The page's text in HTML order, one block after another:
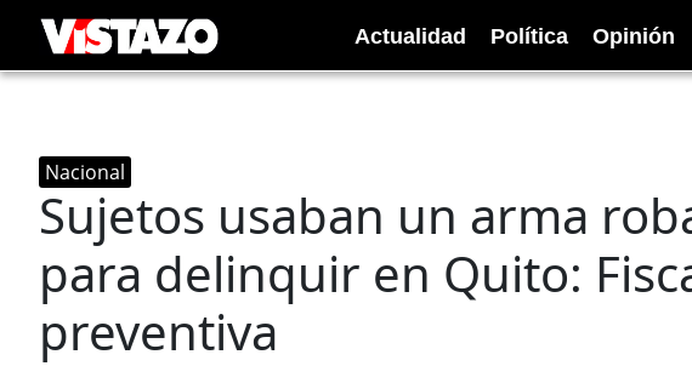
Actualidad Política Opinión
Nacional
Sujetos usaban un arma
para delinquir en Quito:
preventiva